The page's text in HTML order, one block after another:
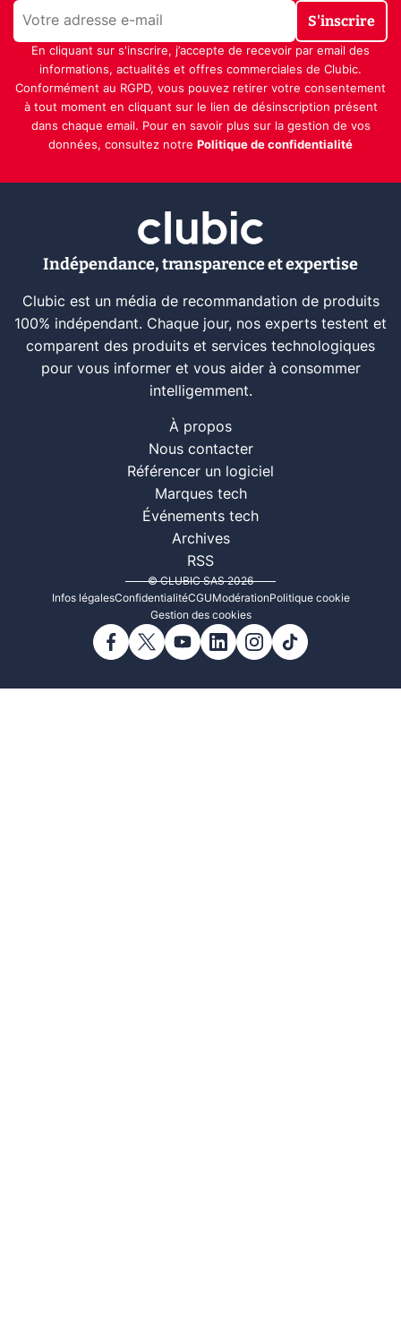
S'inscrire
En cliquant sur s'inscrire, j’accepte de recevoir par email des
informations, actualités et offres commerciales de Clubic.
Conformément au RGPD, vous pouvez retirer votre consentement
à tout moment en cliquant sur le lien de désinscription présent
dans chaque email. Pour en savoir plus sur la gestion de vos
données, consultez notre Politique de confidentialité
Indépendance, transparence et expertise
Clubic est un média de recommandation de produits
100% indépendant. Chaque jour, nos experts testent et
comparent des produits et services technologiques
pour vous informer et vous aider à consommer
intelligemment.
À propos
Nous contacter
Référencer un logiciel
Marques tech
Événements tech
Archives
RSS
© CLUBIC SAS 2026
Infos légalesConfidentialitéCGUModérationPolitique cookie
Gestion des cookies